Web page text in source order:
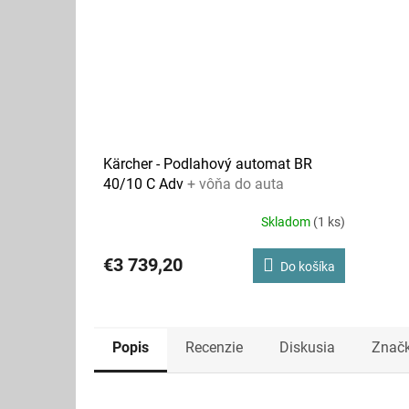
Kärcher - Podlahový automat BR
40/10 C Adv + vôňa do auta
Skladom (1 ks)
€3 739,20 Do košíka
Popis Recenzie Diskusia